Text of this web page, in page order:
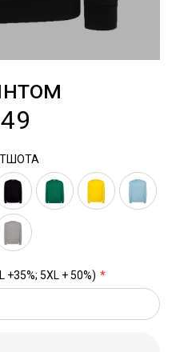
+35%; 5XL + 50%)